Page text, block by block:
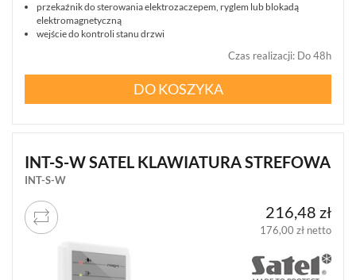
JABLOTRON
OASIS
JA-
JABLOTRON
PULSON
ALARM
(6)
POWIADAMIANIE
przekaźnik do sterowania elektrozaczepem, ryglem lub blokadą
elektromagnetyczną
wejście do kontroli stanu drzwi
Czas realizacji: Do 48h
DO KOSZYKA
INT-S-W SATEL KLAWIATURA STREFOWA
INT-S-W
216,48 zł
176,00 zł netto